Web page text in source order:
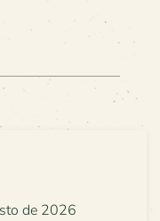
de 2026